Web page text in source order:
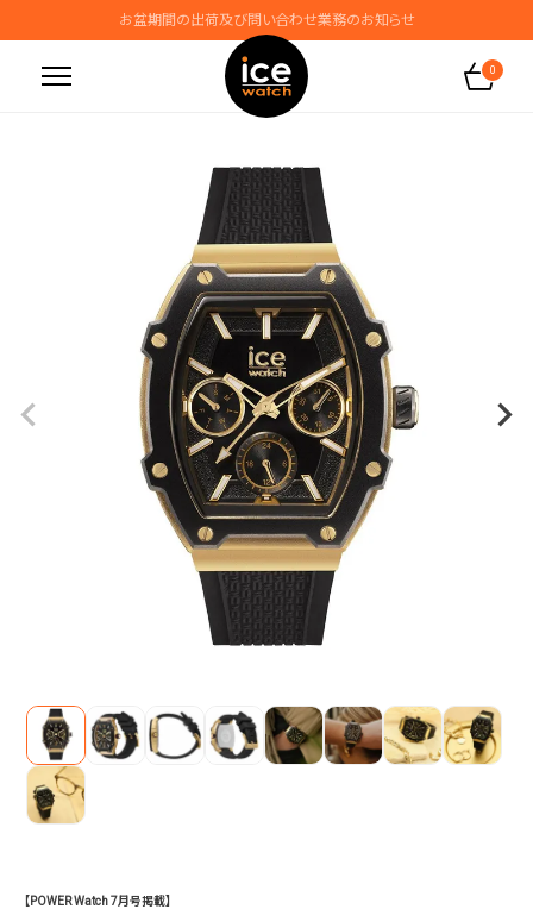
お盆期間の出荷及び問い合わせ業務のお知らせ
地震の影響によるお届けに関するお知らせ
無料ギフトラッピングサービス受付中
0
【POWER Watch 7月号掲載】